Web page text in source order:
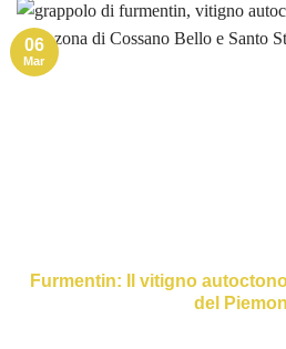
Furmentin: Il vitigno
del
06
Mar